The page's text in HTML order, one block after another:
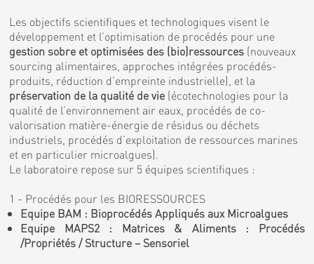
Les objectifs scientifiques et technologiques visent le
développement et l’optimisation de procédés pour une
gestion sobre et optimisées des (bio)ressources (nouveaux
sourcing alimentaires, approches intégrées procédés-
produits, réduction d’empreinte industrielle), et la
préservation de la qualité de vie (écotechnologies pour la
qualité de l’environnement air eaux, procédés de co-
valorisation matière-énergie de résidus ou déchets
industriels, procédés d’exploitation de ressources marines
et en particulier microalgues).
Le laboratoire repose sur 5 équipes scientifiques :
1 - Procédés pour les BIORESSOURCES
Equipe BAM : Bioprocédés Appliqués aux Microalgues
Equipe MAPS2 : Matrices & Aliments : Procédés
/Propriétés / Structure – Sensoriel